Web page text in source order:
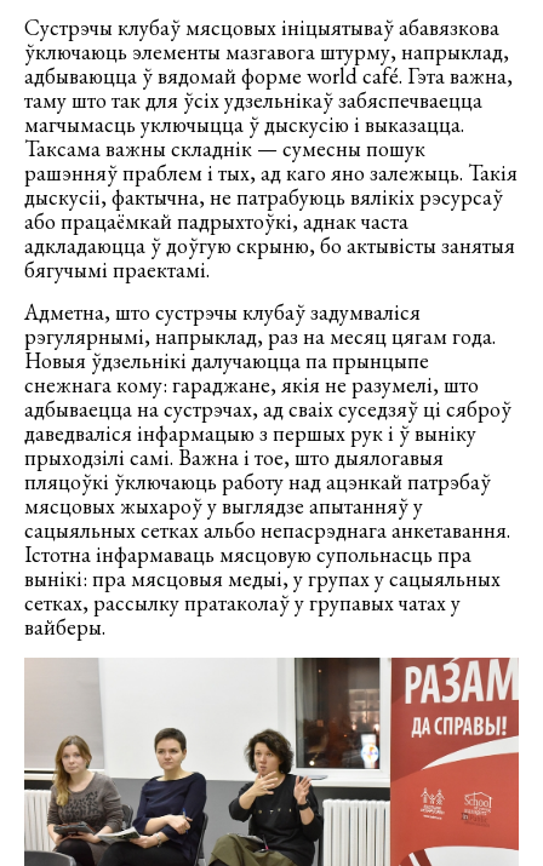
Сустрэчы клубаў мясцовых ініцыятываў абавязкова
ўключаюць элементы мазгавога штурму, напрыклад,
адбываюцца ў вядомай форме world café. Гэта важна,
таму што так для ўсіх удзельнікаў забяспечваецца
магчымасць уключыцца ў дыскусію і выказацца.
Таксама важны складнік — сумесны пошук
рашэнняў праблем і тых, ад каго яно залежыць. Такія
дыскусіі, фактычна, не патрабуюць вялікіх рэсурсаў
або працаёмкай падрыхтоўкі, аднак часта
адкладаюцца ў доўгую скрыню, бо актывісты занятыя
бягучымі праектамі.
Адметна, што сустрэчы клубаў задумваліся
рэгулярнымі, напрыклад, раз на месяц цягам года.
Новыя ўдзельнікі далучаюцца па прынцыпе
снежнага кому: гараджане, якія не разумелі, што
адбываецца на сустрэчах, ад сваіх суседзяў ці сяброў
даведваліся інфармацыю з першых рук і ў выніку
прыходзілі самі. Важна і тое, што дыялогавыя
пляцоўкі ўключаюць работу над ацэнкай патрэбаў
мясцовых жыхароў у выглядзе апытанняў у
сацыяльных сетках альбо непасрэднага анкетавання.
Істотна інфармаваць мясцовую супольнасць пра
вынікі: пра мясцовыя медыі, у групах у сацыяльных
сетках, рассылку пратаколаў у групавых чатах у
вайберы.